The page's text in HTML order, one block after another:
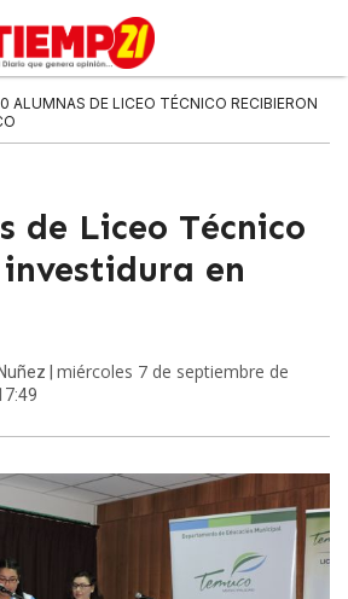
ALUMNAS DE LICEO TÉCNICO RECIBIERON
de Liceo Técnico
en
| miércoles 7 de septiembre de